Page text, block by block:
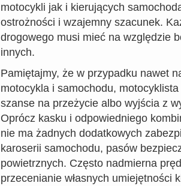
motocykli jak i kierujących
ostrożności i wzajemny szacunek.
drogowego musi mieć na względzie
innych.
Pamiętajmy, że w przypadku nawet
motocykla i samochodu,
szanse na przeżycie albo wyjścia z
Oprócz kasku i odpowiedniego
nie ma żadnych dodatkowych
karoserii samochodu, pasów
powietrznych. Często nadmierna
przecenianie własnych umiejętności